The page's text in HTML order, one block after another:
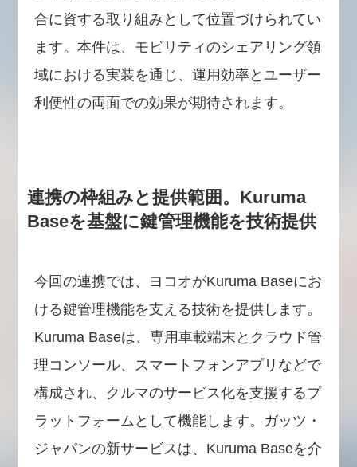
合に資する取り組みとして位置づけられてい
ます。本件は、モビリティのシェアリング領
域における実装を通じ、運用効率とユーザー
利便性の両面での効果が期待されます。
連携の枠組みと提供範囲。Kuruma
Baseを基盤に鍵管理機能を技術提供
今回の連携では、ヨコオがKuruma Baseにお
ける鍵管理機能を支える技術を提供します。
Kuruma Baseは、専用車載端末とクラウド管
理コンソール、スマートフォンアプリなどで
構成され、クルマのサービス化を支援するプ
ラットフォームとして機能します。ガッツ・
ジャパンの新サービスは、Kuruma Baseを介